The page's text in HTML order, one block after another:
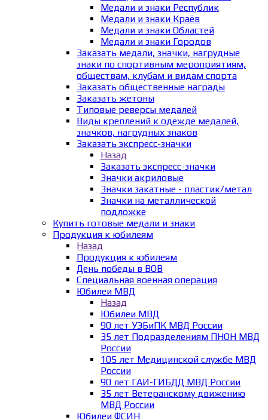
Медали и знаки Республик
Медали и знаки Краёв
Медали и знаки Областей
Медали и знаки Городов
Заказать медали, значки, нагрудные
знаки по спортивным мероприятиям,
обществам, клубам и видам спорта
Заказать общественные награды
Заказать жетоны
Типовые реверсы медалей
Виды креплений к одежде медалей,
значков, нагрудных знаков
Заказать экспресс-значки
Назад
Заказать экспресс-значки
Значки акриловые
Значки закатные - пластик/метал
Значки на металлической
подложке
Купить готовые медали и знаки
Продукция к юбилеям
Назад
Продукция к юбилеям
День победы в ВОВ
Специальная военная операция
Юбилеи МВД
Назад
Юбилеи МВД
90 лет УЭБиПК МВД России
35 лет Подразделениям ПНОН МВД
России
105 лет Медицинской службе МВД
России
90 лет ГАИ-ГИБДД МВД России
35 лет Ветеранскому движению
МВД России
Юбилеи ФСИН